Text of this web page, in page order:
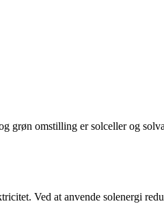
grøn omstilling er solceller og
Ved at anvende solenergi